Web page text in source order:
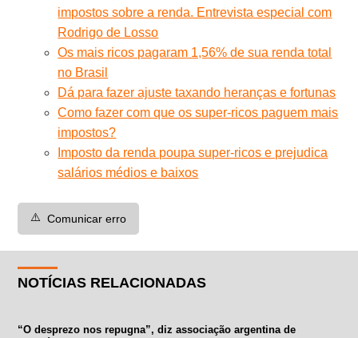
impostos sobre a renda. Entrevista especial com
Rodrigo de Losso
Os mais ricos pagaram 1,56% de sua renda total
no Brasil
Dá para fazer ajuste taxando heranças e fortunas
Como fazer com que os super-ricos paguem mais
impostos?
Imposto da renda poupa super-ricos e prejudica
salários médios e baixos
⚠️ Comunicar erro
NOTÍCIAS RELACIONADAS
“O desprezo nos repugna”, diz associação argentina de